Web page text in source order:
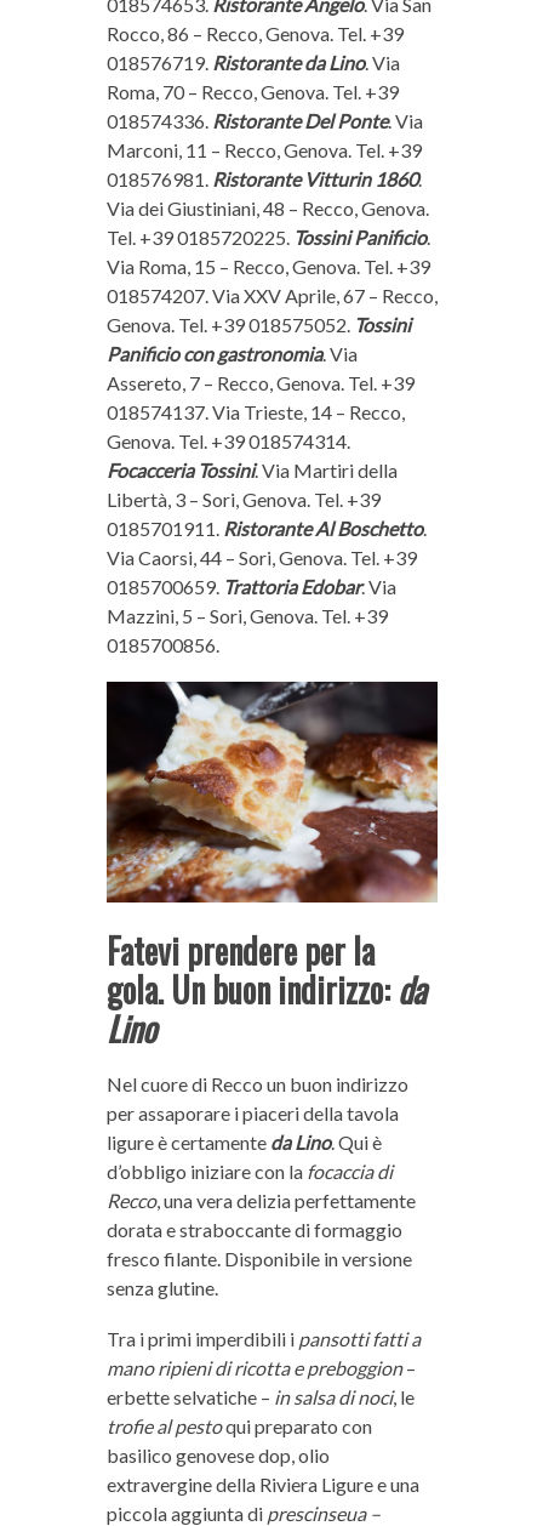
Rocco, 86 – Recco, Genova. Tel. +39
018576719. Ristorante da Lino. Via
Roma, 70 – Recco, Genova. Tel. +39
018574336. Ristorante Del Ponte. Via
Marconi, 11 – Recco, Genova. Tel. +39
018576981. Ristorante Vitturin 1860.
Via dei Giustiniani, 48 – Recco, Genova.
Tel. +39 0185720225. Tossini Panificio.
Via Roma, 15 – Recco, Genova. Tel. +39
018574207. Via XXV Aprile, 67 – Recco,
Genova. Tel. +39 018575052. Tossini
Panificio con gastronomia. Via
Assereto, 7 – Recco, Genova. Tel. +39
018574137. Via Trieste, 14 – Recco,
Genova. Tel. +39 018574314.
Focacceria Tossini. Via Martiri della
Libertà, 3 – Sori, Genova. Tel. +39
0185701911. Ristorante Al Boschetto.
Via Caorsi, 44 – Sori, Genova. Tel. +39
0185700659. Trattoria Edobar. Via
Mazzini, 5 – Sori, Genova. Tel. +39
0185700856.
Fatevi prendere per la
gola. Un buon indirizzo:da
Lino
Nel cuore di Recco un buon indirizzo
per assaporare i piaceri della tavola
ligure è certamente da Lino. Qui è
d’obbligo iniziare con la focaccia di
Recco, una vera delizia perfettamente
dorata e straboccante di formaggio
fresco filante. Disponibile in versione
senza glutine.
Tra i primi imperdibili i pansotti fatti a
mano ripieni di ricotta e preboggion–
erbette selvatiche – in salsa di noci, le
trofie al pestoqui preparato con
basilico genovese dop, olio
extravergine della Riviera Ligure e una
piccola aggiunta di prescinseua –